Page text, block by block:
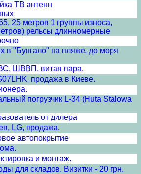
ТВ антенн
25 метров 1 группы износа,
рельсы длинномерные
в "Бунгало" на пляже, до моря
ШВВП, витая пара.
продажа в Киеве.
погрузчик L-34 (Huta Stalowa
от дилера
LG, продажа.
автопокрытие
и монтаж.
для складов. Визитки - 20 грн.